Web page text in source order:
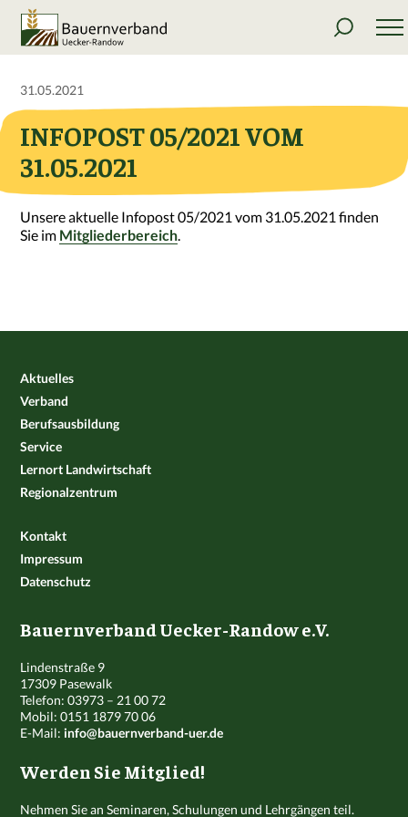
31.05.2021
INFOPOST 05/2021 VOM
31.05.2021
Unsere aktuelle Infopost 05/2021 vom 31.05.2021 finden
Sie im Mitgliederbereich.
Aktuelles
Verband
Berufsausbildung
Service
Lernort Landwirtschaft
Regionalzentrum
Kontakt
Impressum
Datenschutz
Bauernverband Uecker-Randow e.V.
Lindenstraße 9
17309 Pasewalk
Telefon: 03973 – 21 00 72
Mobil: 0151 1879 70 06
E-Mail:info@bauernverband-uer.de
Werden Sie Mitglied!
Nehmen Sie an Seminaren, Schulungen und Lehrgängen teil.